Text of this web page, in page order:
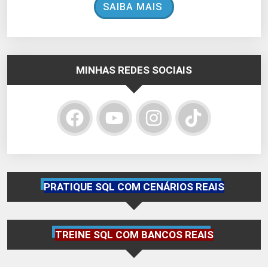
SAIBA MAIS
MINHAS REDES SOCIAIS
PRATIQUE SQL COM CENÁRIOS REAIS
TREINE SQL COM BANCOS REAIS